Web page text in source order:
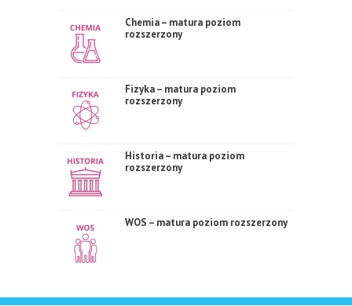
Chemia – matura poziom
rozszerzony
Fizyka – matura poziom
rozszerzony
Historia – matura poziom
rozszerzony
WOS – matura poziom rozszerzony